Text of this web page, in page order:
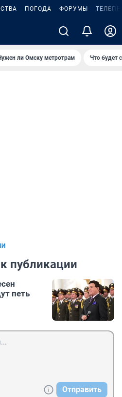
ПОГОДА ФОРУМЫ
ли Омску метротрам Что будет
публикации
петь
Отправить